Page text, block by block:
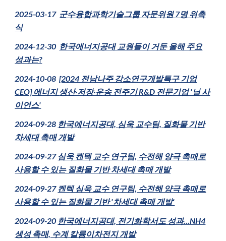
2025-03-17 군수융합과학기술그룹 자문위원 7명 위촉
식
2024-12-30 한국에너지공대 교원들이 거둔 올해 주요
성과는?
2024-10-08[2024 전남나주 강소연구개발특구 기업
CEO] 에너지생산·저장·운송 전주기 R&D 전문기업 '닐 사
이언스'
2024-09-28 한국에너지공대, 심욱 교수팀, 질화물 기반
차세대 촉매 개발
2024-09-27 심욱 켄텍 교수 연구팀, 수전해 양극 촉매로
사용할 수 있는 질화물 기반 차세대 촉매 개발
2024-09-27 켄텍 심욱 교수 연구팀, 수전해 양극 촉매로
사용할 수 있는 질화물 기반 '차세대 촉매 개발'
2024-09-20 한국에너지공대, 전기화학서도 성과...NH4
생성 촉매, 수계 칼륨이차전지 개발